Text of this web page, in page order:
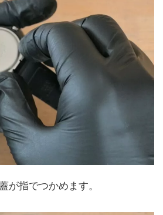
が指でつかめます。